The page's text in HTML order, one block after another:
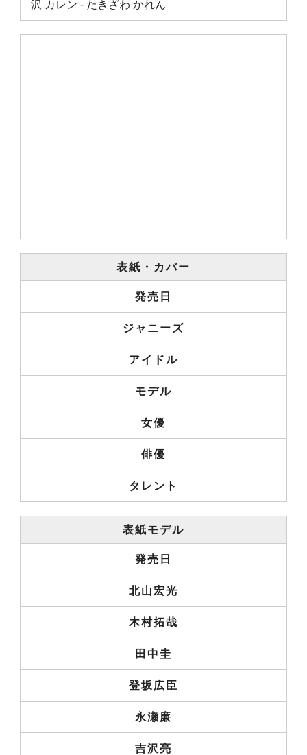
沢 カレン ‐ たきざわ かれん
表紙・カバー
発売日
ジャニーズ
アイドル
モデル
女優
俳優
タレント
表紙モデル
発売日
北山宏光
木村拓哉
田中圭
登坂広臣
永瀬廉
吉沢亮